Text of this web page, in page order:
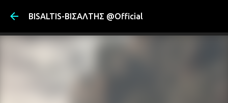
BISALTIS-ΒΙΣΑΛΤΗΣ @Official